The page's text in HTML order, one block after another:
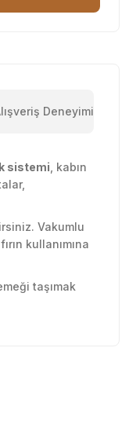
Deneyimi
sistemi , kabın
Vakumlu
kullanımına
taşımak